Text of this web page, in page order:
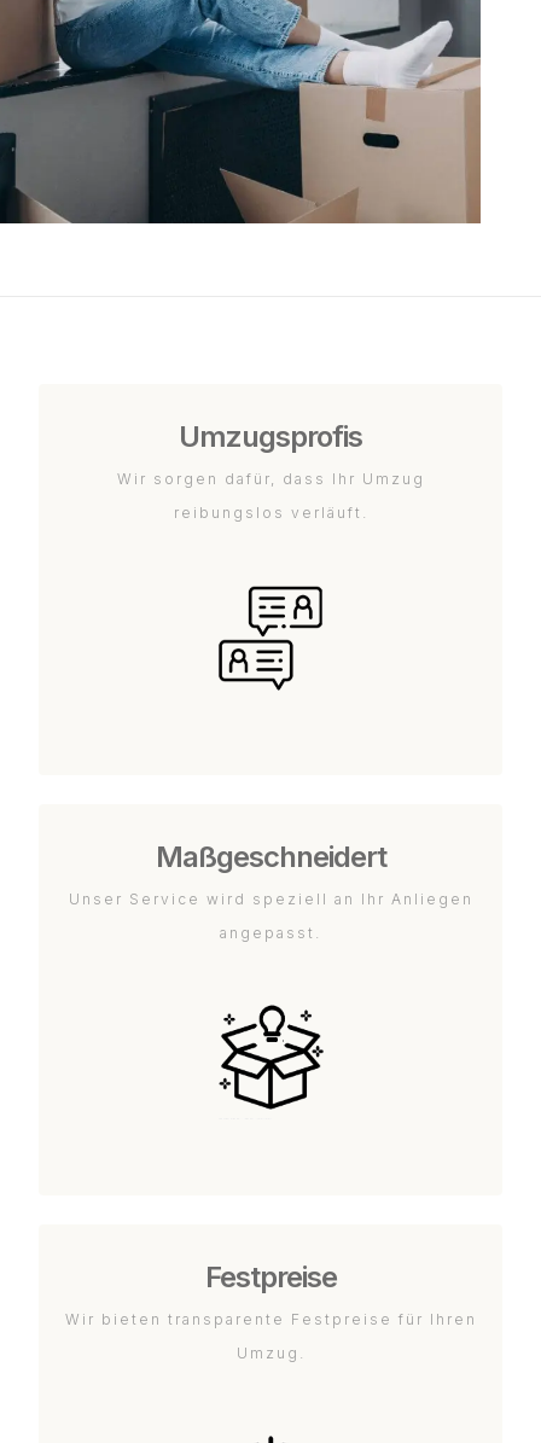
Umzugsprofis
Wir sorgen dafür, dass Ihr Umzug
reibungslos verläuft.
Maßgeschneidert
Unser Service wird speziell an Ihr Anliegen
angepasst.
Festpreise
Wir bieten transparente Festpreise für Ihren
Umzug.